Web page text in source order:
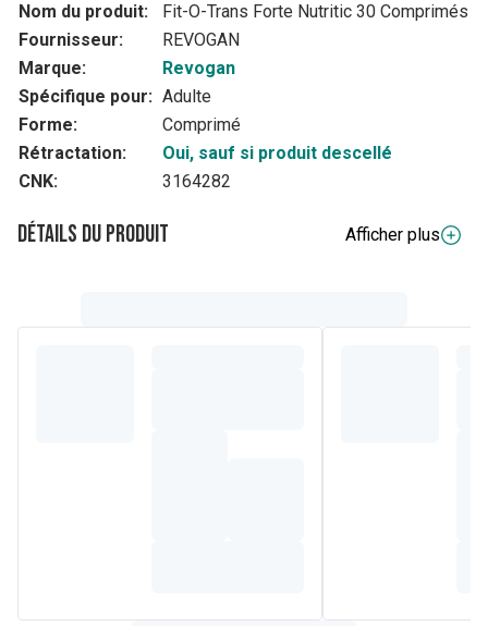
Nom du produit:
Fit-O-Trans Forte Nutritic 30 Comprimés
Fournisseur:
REVOGAN
Marque:
Revogan
Spécifique pour: Adulte
Forme:
Comprimé
Rétractation:
Oui, sauf si produit descellé
CNK:
3164282
Détails du produit
Afficher plus
Composition